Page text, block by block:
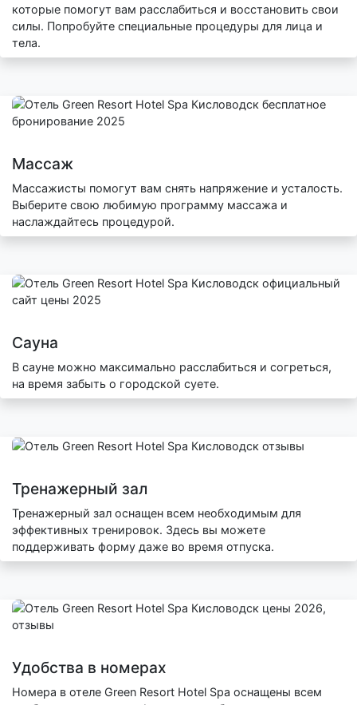
которые помогут вам расслабиться и восстановить свои
силы. Попробуйте специальные процедуры для лица и
тела.
Массаж
Массажисты помогут вам снять напряжение и усталость.
Выберите свою любимую программу массажа и
наслаждайтесь процедурой.
Сауна
В сауне можно максимально расслабиться и согреться,
на время забыть о городской суете.
Тренажерный зал
Тренажерный зал оснащен всем необходимым для
эффективных тренировок. Здесь вы можете
поддерживать форму даже во время отпуска.
Удобства в номерах
Номера в отеле Green Resort Hotel Spa оснащены всем